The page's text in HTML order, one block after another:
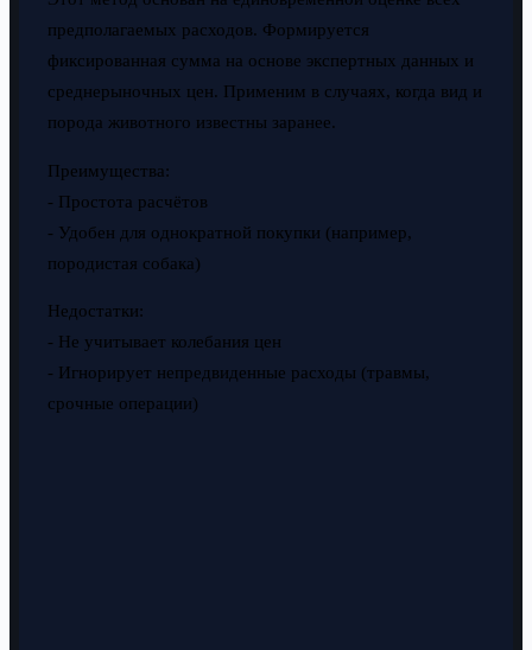
предполагаемых расходов. Формируется
фиксированная сумма на основе экспертных данных и
среднерыночных цен. Применим в случаях, когда вид и
порода животного известны заранее.
Преимущества:
- Простота расчётов
- Удобен для однократной покупки (например,
породистая собака)
Недостатки:
- Не учитывает колебания цен
- Игнорирует непредвиденные расходы (травмы,
срочные операции)